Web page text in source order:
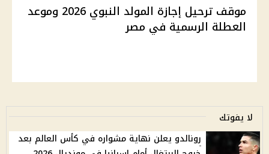
موقف ترحيل إجازة المولد النبوي 2026 وموعد
العطلة الرسمية في مصر
لا يفوتك
رونالدو يعلن نهاية مشواره في كأس العالم بعد